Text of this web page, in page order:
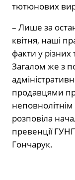
тютюнових
– Лише за
квітня, наші
факти у
Загалом же з
продавцями
розповіла
превенції
Гончарук.